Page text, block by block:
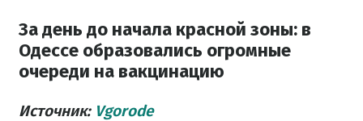
За день до начала красной зоны: в
Одессе образовались огромные
очереди на вакцинацию
Источник: Vgorode